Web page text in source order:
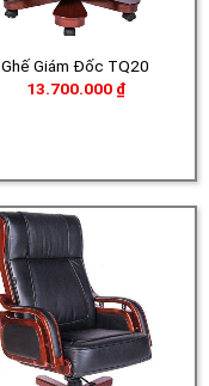
Ghế Giám Đốc TQ20
13.700.000 ₫